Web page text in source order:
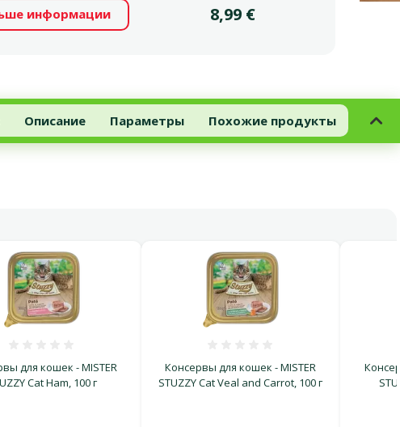
информации Цена
8,99 €
Описание Параметры Похожие продукты
для кошек - MISTER
Cat Ham, 100 г
Консервы для кошек - MISTER
STUZZY Cat Veal and Carrot, 100 г